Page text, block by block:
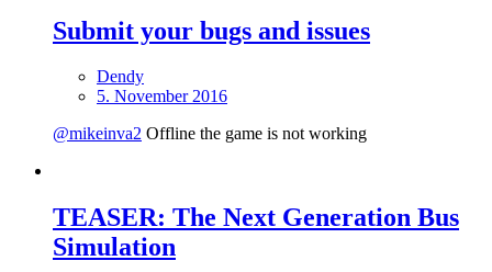
Submit your bugs and issues
Dendy
5. November 2016
@mikeinva2 Offline the game is not working
TEASER: The Next Generation Bus
Simulation